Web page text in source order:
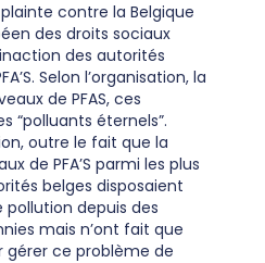
contre la Belgique
des droits sociaux
des autorités
Selon l’organisation, la
de PFAS, ces
“polluants éternels”.
outre le fait que la
de PFA’S parmi les plus
belges disposaient
depuis des
mais n’ont fait que
gérer ce problème de